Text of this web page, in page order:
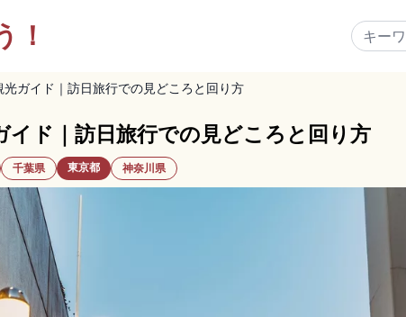
！
ガイド｜訪日旅行での見どころと回り方
イド｜訪日旅行での見どころと回り方
千葉県 東京都 神奈川県